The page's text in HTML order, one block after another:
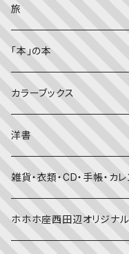
理科
料理・食育
英語
しかけ絵本
児童書
大人の方に
季節・行事の絵本
春
夏
赤ちゃん（０・１・２歳向け
文字のない絵本
趣味
ライフスタイル・生き方
子育て
ZINE
美術・画集・図録
音楽
写真集
デザイン
ファッション
映画
旅
「本」の本
カラーブックス
洋書
雑貨・衣類・CD・手帳・カ
靴下
ホホホ座西田辺オリジナル